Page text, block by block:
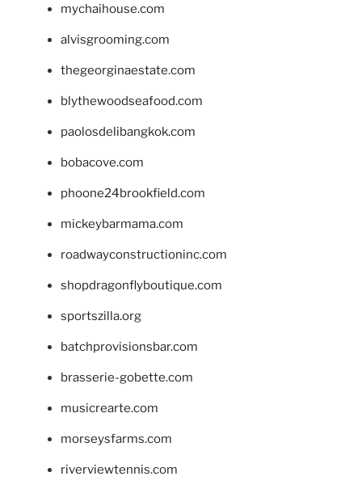
mychaihouse.com
alvisgrooming.com
thegeorginaestate.com
blythewoodseafood.com
paolosdelibangkok.com
bobacove.com
phoone24brookfield.com
mickeybarmama.com
roadwayconstructioninc.com
shopdragonflyboutique.com
sportszilla.org
batchprovisionsbar.com
brasserie-gobette.com
musicrearte.com
morseysfarms.com
riverviewtennis.com